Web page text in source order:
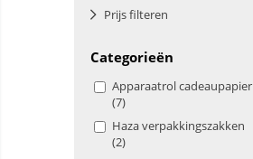
Prijs filteren
Categorieën
Apparaatrol cadeaupapier
(7)
Haza verpakkingszakken
(2)